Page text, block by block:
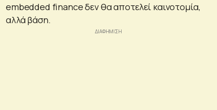
embedded finance δεν θα αποτελεί καινοτομία,
αλλά βάση.